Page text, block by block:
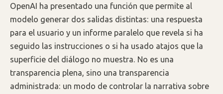
OpenAI ha presentado una función que permite al
modelo generar dos salidas distintas: una respuesta
para el usuario y un informe paralelo que revela si ha
seguido las instrucciones o si ha usado atajos que la
superficie del diálogo no muestra. No es una
transparencia plena, sino una transparencia
administrada: un modo de controlar la narrativa sobre